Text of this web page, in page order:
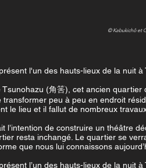
© Kabukichô et
l'un des hauts-lieux de la nuit
(角筈), cet ancien quartier
transformer peu à peu en endroit
le lieu et il fallut de nombreux
l’intention de construire un théâtre
resta inchangé. Le quartier se
que nous lui connaissons
l’un des hauts-lieux de la nuit